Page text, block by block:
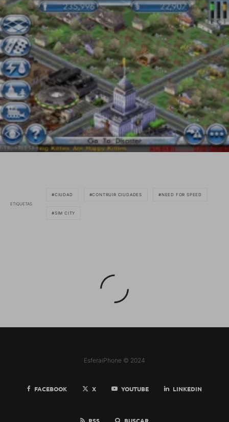
ETIQUETAS
CIUDAD CONTRUIR CIUDADES NEED FOR SPEED
SIM CITY
EsferaiPhone © 2024
FACEBOOK X YOUTUBE LINKEDIN